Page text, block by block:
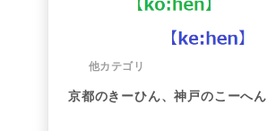
他カテゴリ
京都のきーひん、神戸のこーへん